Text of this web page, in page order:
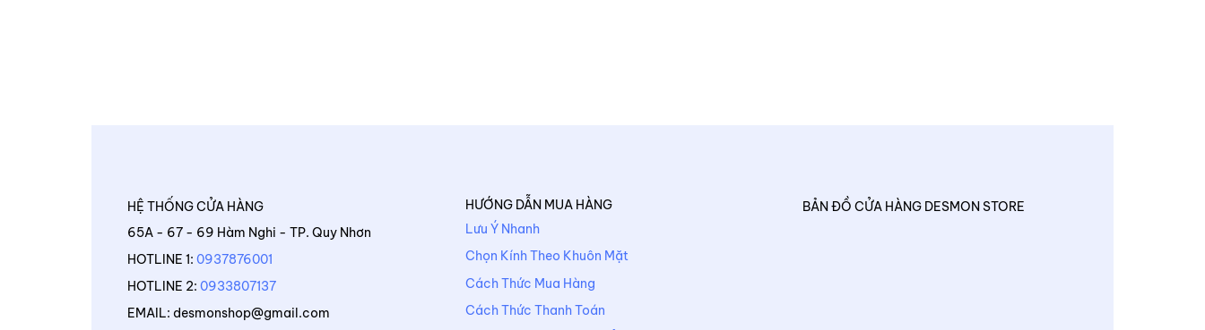
HỆ THỐNG CỬA HÀNG
65A - 67 - 69 Hàm Nghi - TP. Quy Nhơn
HOTLINE 1: 0937876001
HOTLINE 2: 0933807137
EMAIL: desmonshop@gmail.com
HƯỚNG DẪN MUA HÀNG
Lưu Ý Nhanh
Chọn Kính Theo Khuôn Mặt
Cách Thức Mua Hàng
Cách Thức Thanh Toán
BẢN ĐỒ CỬA HÀNG DESMON STORE